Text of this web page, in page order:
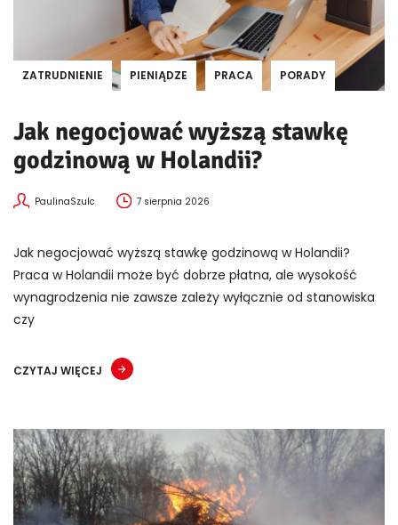
ZATRUDNIENIE PIENIĄDZE PRACA PORADY
Jak negocjować wyższą stawkę
godzinową w Holandii?
PaulinaSzulc 7 sierpnia 2026
Jak negocjować wyższą stawkę godzinową w Holandii?
Praca w Holandii może być dobrze płatna, ale wysokość
wynagrodzenia nie zawsze zależy wyłącznie od stanowiska
czy
CZYTAJ WIĘCEJ